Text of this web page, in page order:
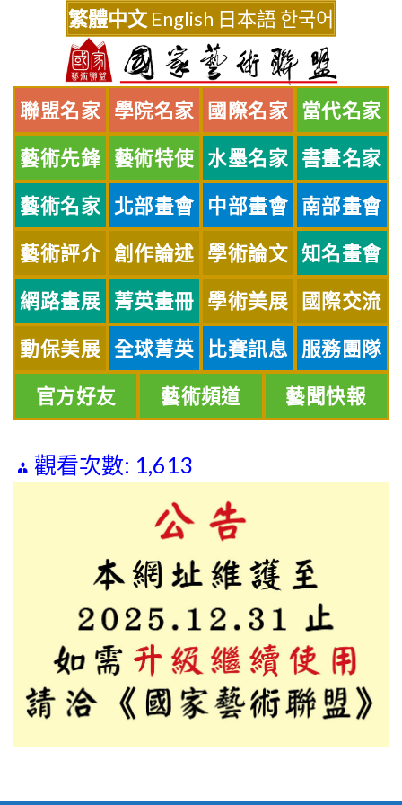
繁體中文 English 日本語한국어
聯盟名家 學院名家 國際名家 當代名家
藝術先鋒 藝術特使 水墨名家 書畫名家
藝術名家 北部畫會 中部畫會 南部畫會
藝術評介 創作論述 學術論文 知名畫會
網路畫展 菁英畫冊 學術美展 國際交流
動保美展 全球菁英 比賽訊息 服務團隊
官方好友 藝術頻道 藝聞快報
觀看次數: 1,613